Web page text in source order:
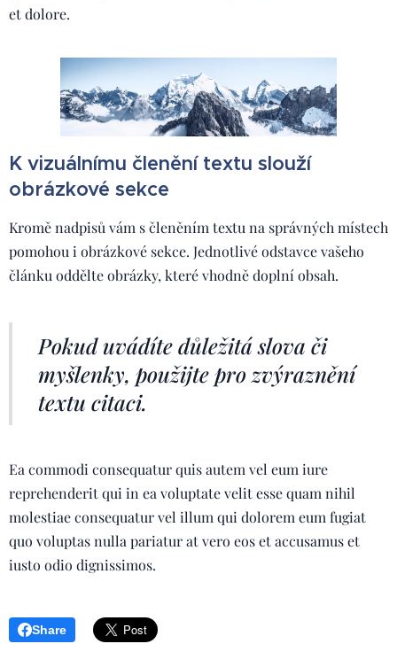
et dolore.
K vizuálnímu členění textu slouží
obrázkové sekce
Kromě nadpisů vám s členěním textu na správných místech
pomohou i obrázkové sekce. Jednotlivé odstavce vašeho
článku oddělte obrázky, které vhodně doplní obsah.
Pokud uvádíte důležitá slova či
myšlenky, použijte pro zvýraznění
textu citaci.
Ea commodi consequatur quis autem vel eum iure
reprehenderit qui in ea voluptate velit esse quam nihil
molestiae consequatur vel illum qui dolorem eum fugiat
quo voluptas nulla pariatur at vero eos et accusamus et
iusto odio dignissimos.
Share